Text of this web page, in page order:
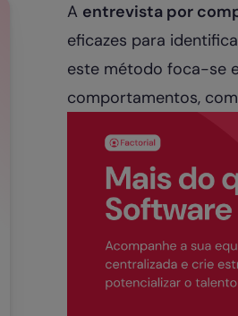
A entrevista por
eficazes para
este método foca-se
comportamentos,